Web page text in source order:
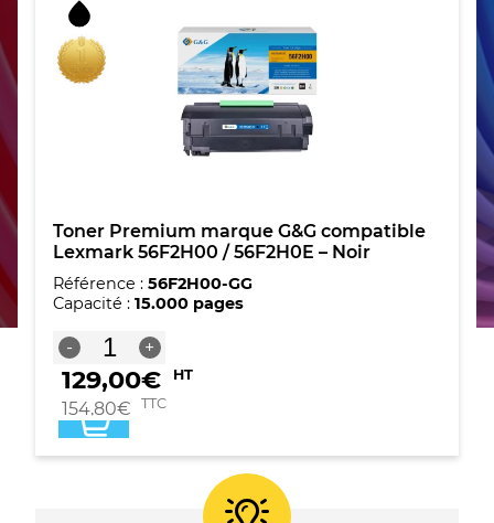
Toner Premium marque G&G compatible
Lexmark 56F2H00 / 56F2H0E – Noir
Référence : 56F2H00-GG
Capacité : 15.000 pages
-
quantité
de
Toner
Premium
marque
+
129,00€ HT
154,80€ TTC